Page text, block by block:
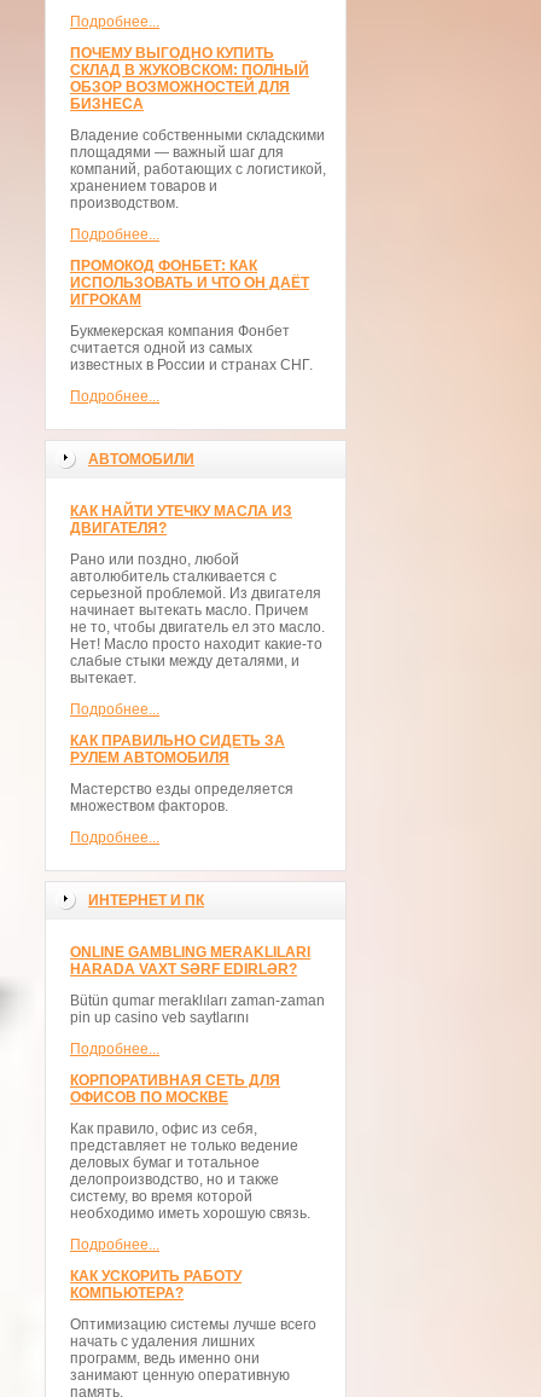
Подробнее...
ПОЧЕМУ ВЫГОДНО КУПИТЬ
СКЛАД В ЖУКОВСКОМ: ПОЛНЫЙ
ОБЗОР ВОЗМОЖНОСТЕЙ ДЛЯ
БИЗНЕСА
Владение собственными складскими
площадями — важный шаг для
компаний, работающих с логистикой,
хранением товаров и
производством.
Подробнее...
ПРОМОКОД ФОНБЕТ: КАК
ИСПОЛЬЗОВАТЬ И ЧТО ОН ДАЁТ
ИГРОКАМ
Букмекерская компания Фонбет
считается одной из самых
известных в России и странах СНГ.
Подробнее...
АВТОМОБИЛИ
КАК НАЙТИ УТЕЧКУ МАСЛА ИЗ
ДВИГАТЕЛЯ?
Рано или поздно, любой
автолюбитель сталкивается с
серьезной проблемой. Из двигателя
начинает вытекать масло. Причем
не то, чтобы двигатель ел это масло.
Нет! Масло просто находит какие-то
слабые стыки между деталями, и
вытекает.
Подробнее...
КАК ПРАВИЛЬНО СИДЕТЬ ЗА
РУЛЕМ АВТОМОБИЛЯ
Мастерство езды определяется
множеством факторов.
Подробнее...
ИНТЕРНЕТ И ПК
ONLINE GAMBLING MERAKLILARI
HARADA VAXT SƏRF EDIRLƏR?
Bütün qumar meraklıları zaman-zaman
pin up casino veb saytlarını
Подробнее...
КОРПОРАТИВНАЯ СЕТЬ ДЛЯ
ОФИСОВ ПО МОСКВЕ
Как правило, офис из себя,
представляет не только ведение
деловых бумаг и тотальное
делопроизводство, но и также
систему, во время которой
необходимо иметь хорошую связь.
Подробнее...
КАК УСКОРИТЬ РАБОТУ
КОМПЬЮТЕРА?
Оптимизацию системы лучше всего
начать с удаления лишних
программ, ведь именно они
занимают ценную оперативную
память.